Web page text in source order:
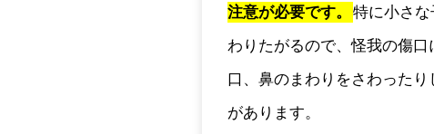
注意が必要です。
特に小さな
わりたがるので、怪我の傷
口、鼻のまわりをさわったり
があります。